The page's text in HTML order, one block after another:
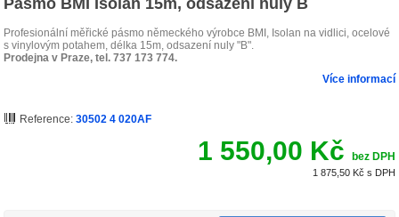
Pásmo BMI Isolan 15m, odsazení nuly B
Profesionální měřické pásmo německého výrobce BMI, Isolan na vidlici, ocelové
s vinylovým potahem, délka 15m, odsazení nuly "B".
Prodejna v Praze, tel. 737 173 774.
Více informací
Reference: 30502 4 020AF
1 550,00 Kč bez DPH
1 875,50 Kč s DPH